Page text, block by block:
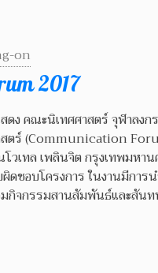
on
2017
ดง คณะนิเทศศาสตร์ จุฬาลง
สตร์ (Communication
วเทล เพลินจิต กรุงเทพมหา
ดชอบโครงการ ในงานมีการ
มกิจกรรมสานสัมพันธ์และสัน